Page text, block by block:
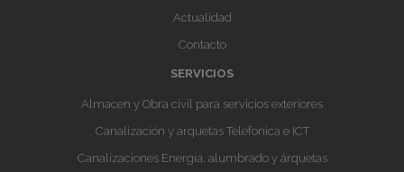
Actualidad
Contacto
SERVICIOS
Almacen y Obra civil para servicios exteriores
Canalización y arquetas Telefonica e ICT
Canalizaciones Energía, alumbrado y árquetas